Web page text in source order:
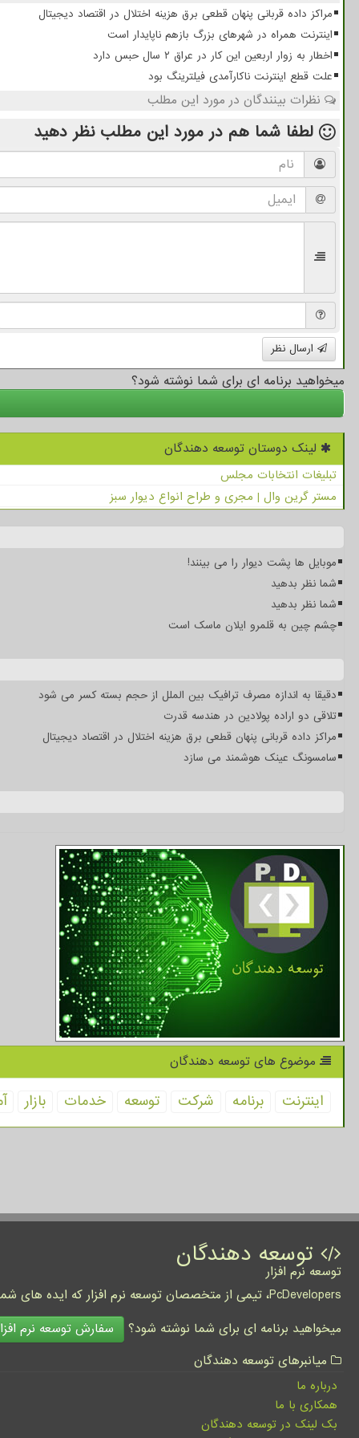
مراکز داده قربانی پنهان قطعی برق هزینه اختلال در اقتصاد دیجیتال
اینترنت همراه در شهرهای بزرگ بازهم ناپایدار است
اخطار به زوار اربعین این کار در عراق ۲ سال حبس دارد
علت قطع اینترنت ناکارآمدی فیلترینگ بود
نظرات بینندگان در مورد این مطلب
لطفا شما هم در مورد این مطلب نظر دهید
ارسال نظر
میخواهید برنامه ای برای شما نوشته شود؟
لینک دوستان توسعه دهندگان
تبلیغات انتخابات مجلس
مستر گرین وال | مجری و طراح انواع دیوار سبز
موبایل ها پشت دیوار را می بینند!
شما نظر بدهید
شما نظر بدهید
چشم چین به قلمرو ایلان ماسک است
دقیقا به اندازه مصرف ترافیک بین الملل از حجم بسته کسر می شود
تلاقی دو اراده پولادین در هندسه قدرت
مراکز داده قربانی پنهان قطعی برق هزینه اختلال در اقتصاد دیجیتال
سامسونگ عینک هوشمند می سازد
موضوع های توسعه دهندگان
اینترنت برنامه شركت توسعه خدمات بازار
توسعه دهندگان
توسعه نرم افزار
PcDevelopers، تیمی از متخصصان توسعه نرم افزار که ایده های شما را به واقعیت تبدیل نموده و کسب و کار شما را متحول می کنند.
میخواهید برنامه ای برای شما نوشته شود؟
سفارش توسعه نرم
میانبرهای توسعه دهندگان
درباره ما
همکاری با ما
بک لینک در توسعه دهندگان